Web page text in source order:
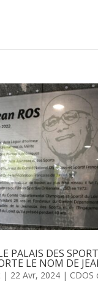
PALAIS DES
LE NOM DE
| 22 Avr, 2024| CDOS